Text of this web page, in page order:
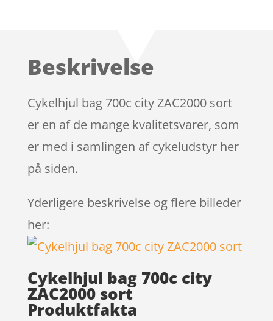
Beskrivelse
Cykelhjul bag 700c city ZAC2000 sort
er en af de mange kvalitetsvarer, som
er med i samlingen af cykeludstyr her
på siden.
Yderligere beskrivelse og flere billeder
her:
Cykelhjul bag 700c city
ZAC2000 sort
Produktfakta